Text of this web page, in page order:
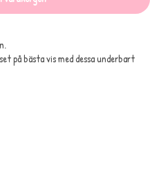
på bästa vis med dessa underbart